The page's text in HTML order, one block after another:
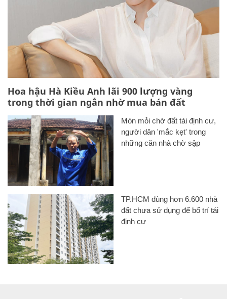
Hoa hậu Hà Kiều Anh lãi 900 lượng vàng
trong thời gian ngắn nhờ mua bán đất
Mòn mỏi chờ đất tái định cư,
người dân 'mắc kẹt' trong
những căn nhà chờ sập
TP.HCM dùng hơn 6.600 nhà
đất chưa sử dụng để bố trí tái
định cư